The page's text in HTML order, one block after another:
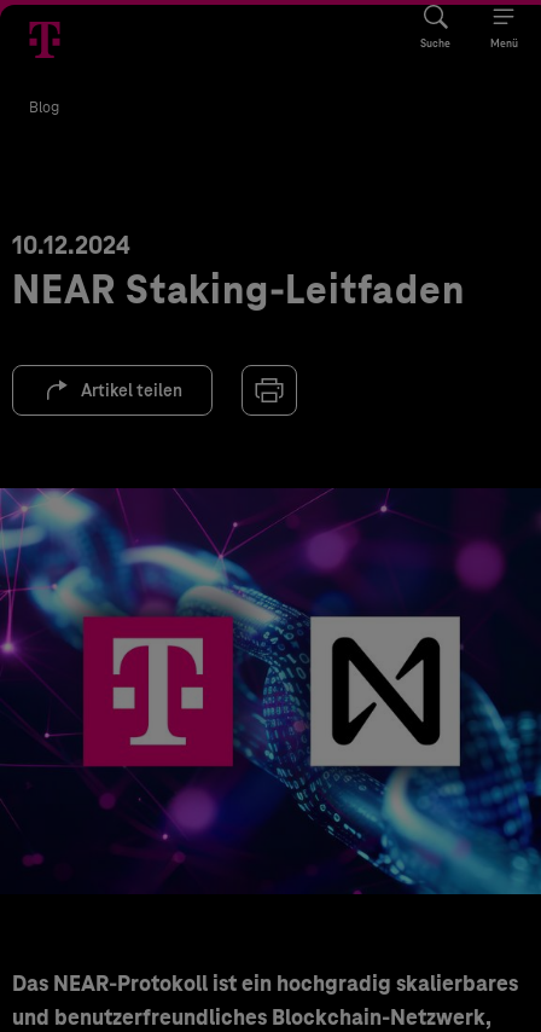
Suche Menü
Blog
10.12.2024
NEAR Staking-Leitfaden
Artikel teilen
Das NEAR-Protokoll ist ein hochgradig skalierbares
und benutzerfreundliches Blockchain-Netzwerk,